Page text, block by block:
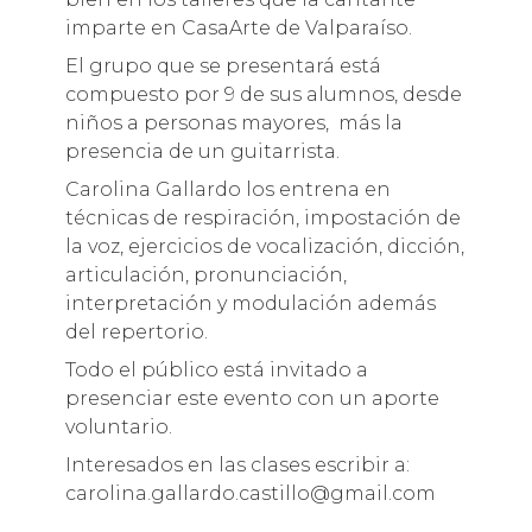
imparte en CasaArte de Valparaíso.
El grupo que se presentará está
compuesto por 9 de sus alumnos, desde
niños a personas mayores, más la
presencia de un guitarrista.
Carolina Gallardo los entrena en
técnicas de respiración, impostación de
la voz, ejercicios de vocalización, dicción,
articulación, pronunciación,
interpretación y modulación además
del repertorio.
Todo el público está invitado a
presenciar este evento con un aporte
voluntario.
Interesados en las clases escribir a:
carolina.gallardo.castillo@gmail.com